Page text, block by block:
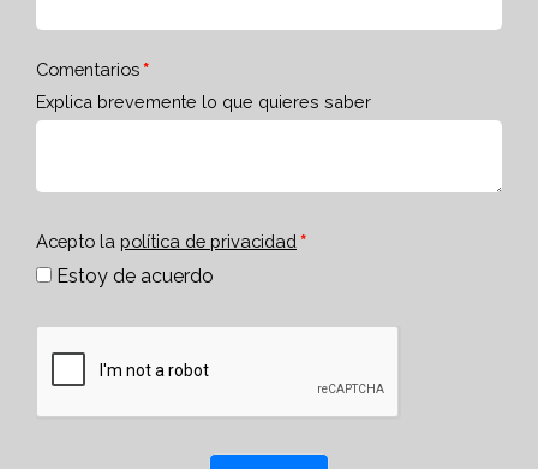
Comentarios
Explica brevemente lo que quieres saber
Acepto la política de privacidad
Estoy de acuerdo